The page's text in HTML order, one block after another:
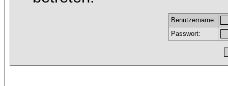
Benutzername:
Passwort: